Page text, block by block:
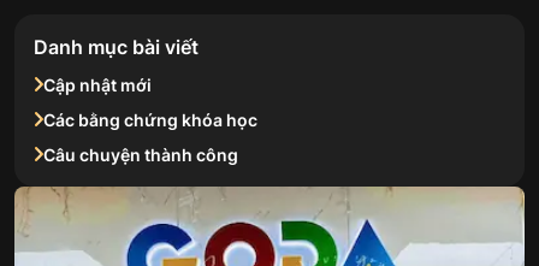
Danh mục bài viết
Cập nhật mới
Các bằng chứng khóa học
Câu chuyện thành công